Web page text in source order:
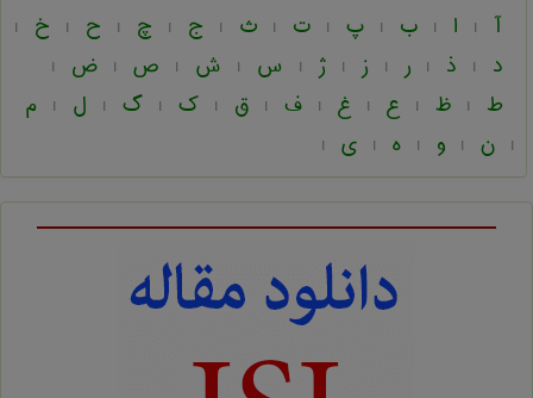
آ | ا | ب | پ | ت | ث | ج | چ | ح | خ |
د | ذ | ر | ز | ژ | س | ش | ص | ض |
ط | ظ | ع | غ | ف | ق | ک | گ | ل | م
| ن | و | ه | ی |